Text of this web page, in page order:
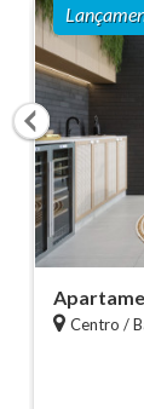
Centro /